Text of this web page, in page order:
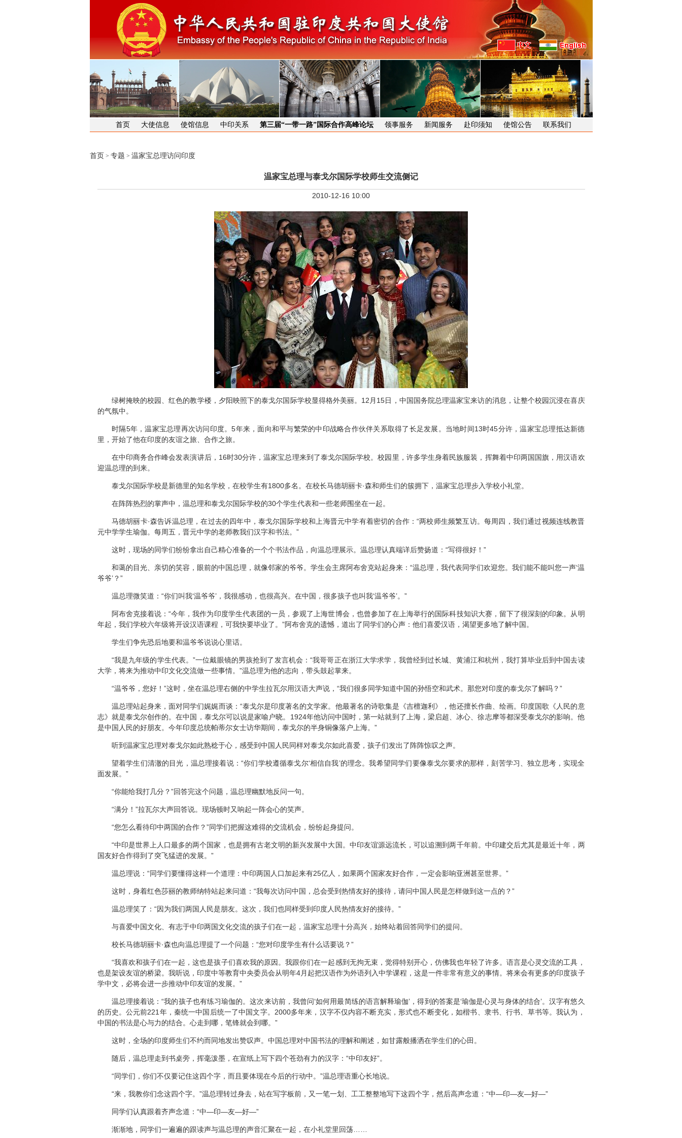
首页 大使信息 使馆信息 中印关系 第三届“一带一路”国际合作高峰论坛 领事服务 新闻服务 赴印须知 使馆公告 联系我们
首页 > 专题 > 温家宝总理访问印度
温家宝总理与泰戈尔国际学校师生交流侧记
2010-12-16 10:00
绿树掩映的校园、红色的教学楼，夕阳映照下的泰戈尔国际学校显得格外美丽。12月15日，中国国务院总理温家宝来访的消息，让整个校园沉浸在喜庆
的气氛中。
时隔5年，温家宝总理再次访问印度。5年来，面向和平与繁荣的中印战略合作伙伴关系取得了长足发展。当地时间13时45分许，温家宝总理抵达新德
里，开始了他在印度的友谊之旅、合作之旅。
在中印商务合作峰会发表演讲后，16时30分许，温家宝总理来到了泰戈尔国际学校。校园里，许多学生身着民族服装，挥舞着中印两国国旗，用汉语欢
迎温总理的到来。
泰戈尔国际学校是新德里的知名学校，在校学生有1800多名。在校长马德胡丽卡·森和师生们的簇拥下，温家宝总理步入学校小礼堂。
在阵阵热烈的掌声中，温总理和泰戈尔国际学校的30个学生代表和一些老师围坐在一起。
马德胡丽卡·森告诉温总理，在过去的四年中，泰戈尔国际学校和上海晋元中学有着密切的合作：“两校师生频繁互访。每周四，我们通过视频连线教晋
元中学学生瑜伽。每周五，晋元中学的老师教我们汉字和书法。”
这时，现场的同学们纷纷拿出自己精心准备的一个个书法作品，向温总理展示。温总理认真端详后赞扬道：“写得很好！”
和蔼的目光、亲切的笑容，眼前的中国总理，就像邻家的爷爷。学生会主席阿布舍克站起身来：“温总理，我代表同学们欢迎您。我们能不能叫您一声‘温
爷爷’？”
温总理微笑道：“你们叫我‘温爷爷’，我很感动，也很高兴。在中国，很多孩子也叫我‘温爷爷’。”
阿布舍克接着说：“今年，我作为印度学生代表团的一员，参观了上海世博会，也曾参加了在上海举行的国际科技知识大赛，留下了很深刻的印象。从明
年起，我们学校六年级将开设汉语课程，可我快要毕业了。”阿布舍克的遗憾，道出了同学们的心声：他们喜爱汉语，渴望更多地了解中国。
学生们争先恐后地要和温爷爷说说心里话。
“我是九年级的学生代表。”一位戴眼镜的男孩抢到了发言机会：“我哥哥正在浙江大学求学，我曾经到过长城、黄浦江和杭州，我打算毕业后到中国去读
大学，将来为推动中印文化交流做一些事情。”温总理为他的志向，带头鼓起掌来。
“温爷爷，您好！”这时，坐在温总理右侧的中学生拉瓦尔用汉语大声说，“我们很多同学知道中国的孙悟空和武术。那您对印度的泰戈尔了解吗？”
温总理站起身来，面对同学们娓娓而谈：“泰戈尔是印度著名的文学家。他最著名的诗歌集是《吉檀迦利》，他还擅长作曲、绘画。印度国歌《人民的意
志》就是泰戈尔创作的。在中国，泰戈尔可以说是家喻户晓。1924年他访问中国时，第一站就到了上海，梁启超、冰心、徐志摩等都深受泰戈尔的影响。他
是中国人民的好朋友。今年印度总统帕蒂尔女士访华期间，泰戈尔的半身铜像落户上海。”
听到温家宝总理对泰戈尔如此熟稔于心，感受到中国人民同样对泰戈尔如此喜爱，孩子们发出了阵阵惊叹之声。
望着学生们清澈的目光，温总理接着说：“你们学校遵循泰戈尔‘相信自我’的理念。我希望同学们要像泰戈尔要求的那样，刻苦学习、独立思考，实现全
面发展。”
“你能给我打几分？”回答完这个问题，温总理幽默地反问一句。
“满分！”拉瓦尔大声回答说。现场顿时又响起一阵会心的笑声。
“您怎么看待印中两国的合作？”同学们把握这难得的交流机会，纷纷起身提问。
“中印是世界上人口最多的两个国家，也是拥有古老文明的新兴发展中大国。中印友谊源远流长，可以追溯到两千年前。中印建交后尤其是最近十年，两
国友好合作得到了突飞猛进的发展。”
温总理说：“同学们要懂得这样一个道理：中印两国人口加起来有25亿人，如果两个国家友好合作，一定会影响亚洲甚至世界。”
这时，身着红色莎丽的教师纳特站起来问道：“我每次访问中国，总会受到热情友好的接待，请问中国人民是怎样做到这一点的？”
温总理笑了：“因为我们两国人民是朋友。这次，我们也同样受到印度人民热情友好的接待。”
与喜爱中国文化、有志于中印两国文化交流的孩子们在一起，温家宝总理十分高兴，始终站着回答同学们的提问。
校长马德胡丽卡·森也向温总理提了一个问题：“您对印度学生有什么话要说？”
“我喜欢和孩子们在一起，这也是孩子们喜欢我的原因。我跟你们在一起感到无拘无束，觉得特别开心，仿佛我也年轻了许多。语言是心灵交流的工具，
也是架设友谊的桥梁。我听说，印度中等教育中央委员会从明年4月起把汉语作为外语列入中学课程，这是一件非常有意义的事情。将来会有更多的印度孩子
学中文，必将会进一步推动中印友谊的发展。”
温总理接着说：“我的孩子也有练习瑜伽的。这次来访前，我曾问‘如何用最简练的语言解释瑜伽’，得到的答案是‘瑜伽是心灵与身体的结合’。汉字有悠久
的历史。公元前221年，秦统一中国后统一了中国文字。2000多年来，汉字不仅内容不断充实，形式也不断变化，如楷书、隶书、行书、草书等。我认为，
中国的书法是心与力的结合。心走到哪，笔锋就会到哪。”
这时，全场的印度师生们不约而同地发出赞叹声。中国总理对中国书法的理解和阐述，如甘露般播洒在学生们的心田。
随后，温总理走到书桌旁，挥毫泼墨，在宣纸上写下四个苍劲有力的汉字：“中印友好”。
“同学们，你们不仅要记住这四个字，而且要体现在今后的行动中。”温总理语重心长地说。
“来，我教你们念这四个字。”温总理转过身去，站在写字板前，又一笔一划、工工整整地写下这四个字，然后高声念道：“中—印—友—好—”
同学们认真跟着齐声念道：“中—印—友—好—”
渐渐地，同学们一遍遍的跟读声与温总理的声音汇聚在一起，在小礼堂里回荡……